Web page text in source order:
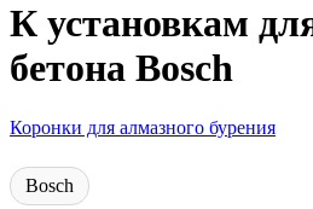
К установкам
бетона Bosch
Коронки для алмазного бурения
Bosch